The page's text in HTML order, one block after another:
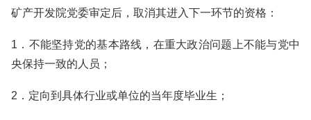
矿产开发院党委审定后，取消其进入下一环节的资格：
1．不能坚持党的基本路线，在重大政治问题上不能与党中
央保持一致的人员；
2．定向到具体行业或单位的当年度毕业生；